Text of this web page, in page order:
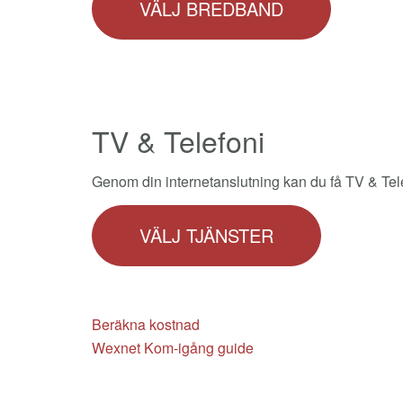
VÄLJ BREDBAND
TV & Telefoni
Genom din internetanslutning kan du få TV &
VÄLJ TJÄNSTER
Beräkna kostnad
Wexnet Kom-igång guide